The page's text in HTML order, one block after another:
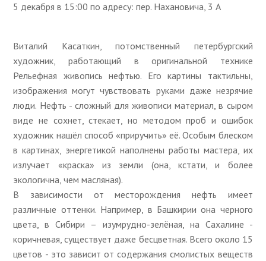
5 декабря в 15:00 по адресу: пер. Нахановича, 3 А
Виталий Касаткин, потомственный петербургский
художник, работающий в оригинальной технике
Рельефная живопись нефтью. Его картины тактильны,
изображения могут чувствовать руками даже незрячие
люди. Нефть - сложный для живописи материал, в сыром
виде не сохнет, стекает, но методом проб и ошибок
художник нашёл способ «приручить» её. Особым блеском
в картинах, энергетикой наполнены работы мастера, их
излучает «краска» из земли (она, кстати, и более
экологична, чем масляная).
В зависимости от месторождения нефть имеет
различные оттенки. Например, в Башкирии она черного
цвета, в Сибири – изумрудно-зелёная, на Сахалине -
коричневая, существует даже бесцветная. Всего около 15
цветов - это зависит от содержания смолистых веществ